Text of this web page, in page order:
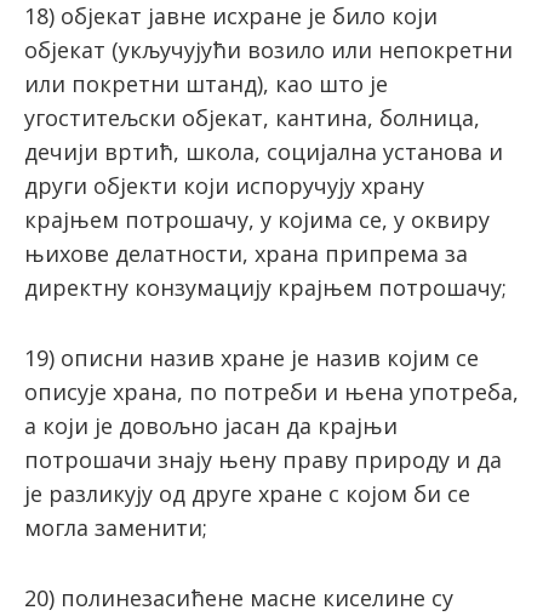
18) објекат јавне исхране је било који
објекат (укључујући возило или непокретни
или покретни штанд), као што је
угоститељски објекат, кантина, болница,
дечији вртић, школа, социјална установа и
други објекти који испоручују храну
крајњем потрошачу, у којима се, у оквиру
њихове делатности, храна припрема за
директну конзумацију крајњем потрошачу;
19) описни назив хране је назив којим се
описује храна, по потреби и њена употреба,
а који је довољно јасан да крајњи
потрошачи знају њену праву природу и да
је разликују од друге хране с којом би се
могла заменити;
20) пoлинeзaсићeнe масне кисeлинe су